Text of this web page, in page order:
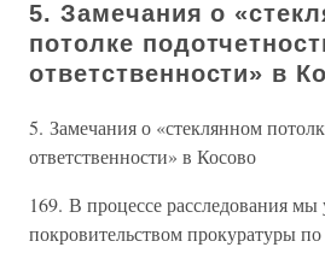
5. Замечания о
потолке
ответственности» в
5. Замечания о «стеклянном
ответственности» в Косово
169. В процессе расследования
покровительством прокуратуры